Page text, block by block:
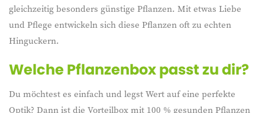
gleichzeitig besonders günstige Pflanzen. Mit etwas Liebe
und Pflege entwickeln sich diese Pflanzen oft zu echten
Hinguckern.
Welche Pflanzenbox passt zu dir?
Du möchtest es einfach und legst Wert auf eine perfekte
Optik? Dann ist die Vorteilbox mit 100 % gesunden Pflanzen